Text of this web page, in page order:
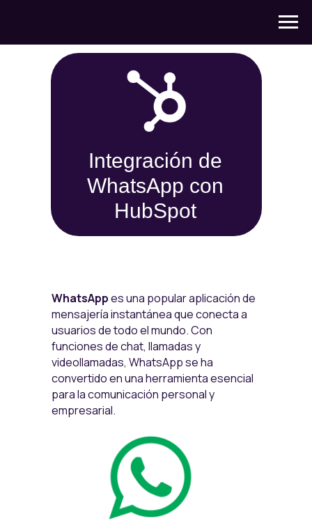
Integración de
WhatsApp con
HubSpot
WhatsAppes una popular aplicación de
mensajería instantánea que conecta a
usuarios de todo el mundo. Con
funciones de chat, llamadas y
videollamadas, WhatsApp se ha
convertido en una herramienta esencial
para la comunicación personal y
empresarial.